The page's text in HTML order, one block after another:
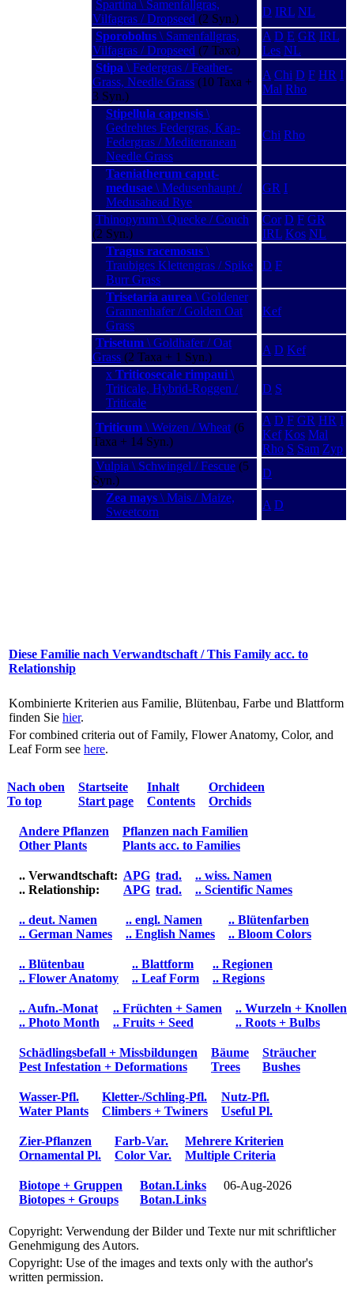
Spartina \ Samenfallgras,
Vilfagras / Dropseed (2 Syn.)
D IRL NL
Sporobolus \ Samenfallgras,
Vilfagras / Dropseed (7 Taxa)
A D E GR IRL
Les NL
Stipa \ Federgras / Feather-
Grass, Needle Grass (10 Taxa +
3 Syn.)
A Chi D F HR I
Mal Rho
Stipellula capensis \
Gedrehtes Federgras, Kap-
Federgras / Mediterranean
Needle Grass
Chi Rho
Taeniatherum caput-
medusae \ Medusenhaupt /
Medusahead Rye
GR I
Thinopyrum \ Quecke / Couch
(2 Syn.)
Cor D F GR
IRL Kos NL
Tragus racemosus \
Traubiges Klettengras / Spike
Burr Grass
D F
Trisetaria aurea \ Goldener
Grannenhafer / Golden Oat
Grass
Kef
Trisetum \ Goldhafer / Oat
Grass (2 Taxa + 1 Syn.)
A D Kef
x Triticosecale rimpaui \
Triticale, Hybrid-Roggen /
Triticale
D S
Triticum \ Weizen / Wheat (6
Taxa + 14 Syn.)
A D F GR HR I
Kef Kos Mal
Rho S Sam Zyp
Vulpia \ Schwingel / Fescue (5
Syn.)
D
Zea mays \ Mais / Maize,
Sweetcorn
A D
Diese Familie nach Verwandtschaft / This Family acc. to
Relationship
Kombinierte Kriterien aus Familie, Blütenbau, Farbe und Blattform
finden Sie hier.
For combined criteria out of Family, Flower Anatomy, Color, and
Leaf Form see here.
Nach oben
To top
Startseite
Start page
Inhalt
Contents
Orchideen
Orchids
Andere Pflanzen
Other Plants
Pflanzen nach Familien
Plants acc. to Families
.. Verwandtschaft:
.. Relationship:
APG
APG
trad.
trad.
.. wiss. Namen
.. Scientific Names
.. deut. Namen
.. German Names
.. engl. Namen
.. English Names
.. Blütenfarben
.. Bloom Colors
.. Blütenbau
.. Flower Anatomy
.. Blattform
.. Leaf Form
.. Regionen
.. Regions
.. Aufn.-Monat
.. Photo Month
.. Früchten + Samen
.. Fruits + Seed
.. Wurzeln + Knollen
.. Roots + Bulbs
Schädlingsbefall + Missbildungen
Pest Infestation + Deformations
Bäume
Trees
Sträucher
Bushes
Wasser-Pfl.
Water Plants
Kletter-/Schling-Pfl.
Climbers + Twiners
Nutz-Pfl.
Useful Pl.
Zier-Pflanzen
Ornamental Pl.
Farb-Var.
Color Var.
Mehrere Kriterien
Multiple Criteria
Biotope + Gruppen
Biotopes + Groups
Botan.Links
Botan.Links
06-Aug-2026
Copyright: Verwendung der Bilder und Texte nur mit schriftlicher
Genehmigung des Autors.
Copyright: Use of the images and texts only with the author's
written permission.